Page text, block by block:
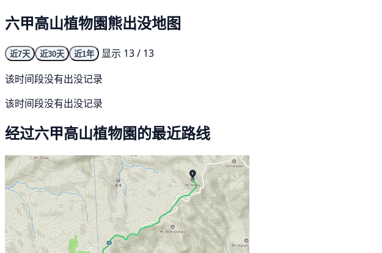
六甲高山植物園熊出没地图
近7天 近30天 近1年
显示 13 / 13
该时间段没有出没记录
该时间段没有出没记录
经过六甲高山植物園的最近路线